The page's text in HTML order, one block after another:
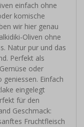
einfach ohne
komische
wir hier genau
Oliven ohne
Natur pur und das
Perfekt als
oder
Einfach
eingelegt
für den
Geschmack:
Fruchtfleisch